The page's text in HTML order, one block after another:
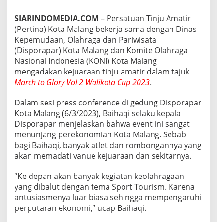
P
O
T
T
O
U
R
M
D
I
E
V
E
N
M
A
R
C
H
SIARINDOMEDIA.COM – Persatuan Tinju Amatir
(Pertina) Kota Malang bekerja sama dengan Dinas
Kepemudaan, Olahraga dan Pariwisata
(Disporapar) Kota Malang dan Komite Olahraga
Nasional Indonesia (KONI) Kota Malang
mengadakan kejuaraan tinju amatir dalam tajuk
March to Glory Vol 2 Walikota Cup 2023.
Dalam sesi press conference di gedung Disporapar
Kota Malang (6/3/2023), Baihaqi selaku kepala
Disporapar menjelaskan bahwa event ini sangat
menunjang perekonomian Kota Malang. Sebab
bagi Baihaqi, banyak atlet dan rombongannya yang
akan memadati vanue kejuaraan dan sekitarnya.
“Ke depan akan banyak kegiatan keolahragaan
yang dibalut dengan tema Sport Tourism. Karena
antusiasmenya luar biasa sehingga mempengaruhi
perputaran ekonomi,” ucap Baihaqi.